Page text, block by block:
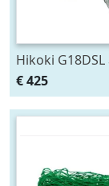
Hikoki G18DSL
haakse slijper
HSCII)
€ 425